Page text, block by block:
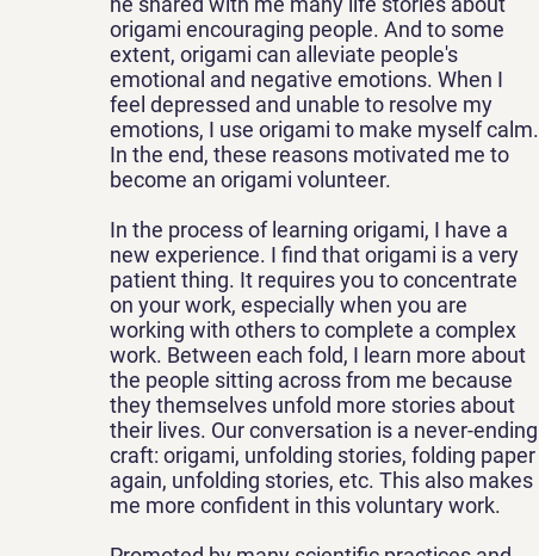
origami encouraging people. And to some
extent, origami can alleviate people's
emotional and negative emotions. When I
feel depressed and unable to resolve my
emotions, I use origami to make myself calm.
In the end, these reasons motivated me to
become an origami volunteer.
In the process of learning origami, I have a
new experience. I find that origami is a very
patient thing. It requires you to concentrate
on your work, especially when you are
working with others to complete a complex
work. Between each fold, I learn more about
the people sitting across from me because
they themselves unfold more stories about
their lives. Our conversation is a never-ending
craft: origami, unfolding stories, folding paper
again, unfolding stories, etc. This also makes
me more confident in this voluntary work.